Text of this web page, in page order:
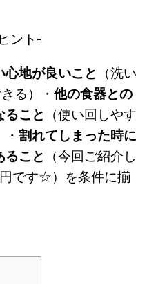
ント-
心地が良いこと （洗い
る）・ 他の食器との
ること （使い回しやす
割れてしまった時に
ること （今回ご紹介し
です☆）を条件に揃